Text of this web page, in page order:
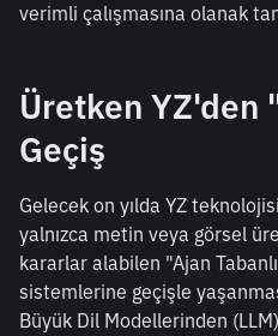
verimli çalışmasına olanak
Üretken YZ'den
Geçiş
Gelecek on yılda YZ
yalnızca metin veya görsel
kararlar alabilen "Ajan
sistemlerine geçişle
Büyük Dil Modellerinden